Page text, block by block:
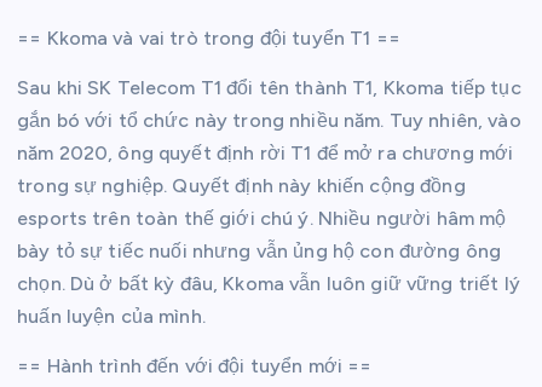
== Kkoma và vai trò trong đội tuyển T1 ==
Sau khi SK Telecom T1 đổi tên thành T1, Kkoma tiếp tục
gắn bó với tổ chức này trong nhiều năm. Tuy nhiên, vào
năm 2020, ông quyết định rời T1 để mở ra chương mới
trong sự nghiệp. Quyết định này khiến cộng đồng
esports trên toàn thế giới chú ý. Nhiều người hâm mộ
bày tỏ sự tiếc nuối nhưng vẫn ủng hộ con đường ông
chọn. Dù ở bất kỳ đâu, Kkoma vẫn luôn giữ vững triết lý
huấn luyện của mình.
== Hành trình đến với đội tuyển mới ==